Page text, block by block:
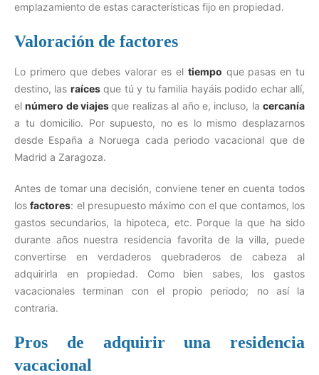
emplazamiento de estas características fijo en propiedad.
Valoración de factores
Lo primero que debes valorar es el tiempo que pasas en tu
destino, las raícesque tú y tu familia hayáis podido echar allí,
elnúmero de viajesque realizas al año e, incluso, lacercanía
a tu domicilio. Por supuesto, no es lo mismo desplazarnos
desde España a Noruega cada periodo vacacional que de
Madrid a Zaragoza.
Antes de tomar una decisión, conviene tener en cuenta todos
losfactores: el presupuesto máximo con el que contamos, los
gastos secundarios, la hipoteca, etc. Porque la que ha sido
durante años nuestra residencia favorita de la villa, puede
convertirse en verdaderos quebraderos de cabeza al
adquirirla en propiedad. Como bien sabes, los gastos
vacacionales terminan con el propio periodo; no así la
contraria.
Pros de adquirir una residencia
vacacional